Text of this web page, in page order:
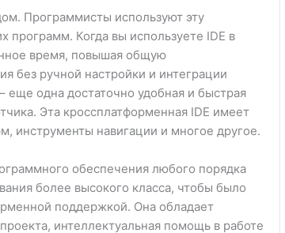
Программисты используют эту
программ. Когда вы используете IDE в
время, повышая общую
без ручной настройки и интеграции
одна достаточно удобная и быстрая
Эта кроссплатформенная IDE имеет
инструменты навигации и многое другое.
обеспечения любого порядка
более высокого класса, чтобы было
поддержкой. Она обладает
интеллектуальная помощь в работе